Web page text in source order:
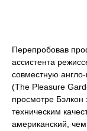
Перепробовав
ассистента
совместную
(The Pleasure
просмотре
техническим
американский,